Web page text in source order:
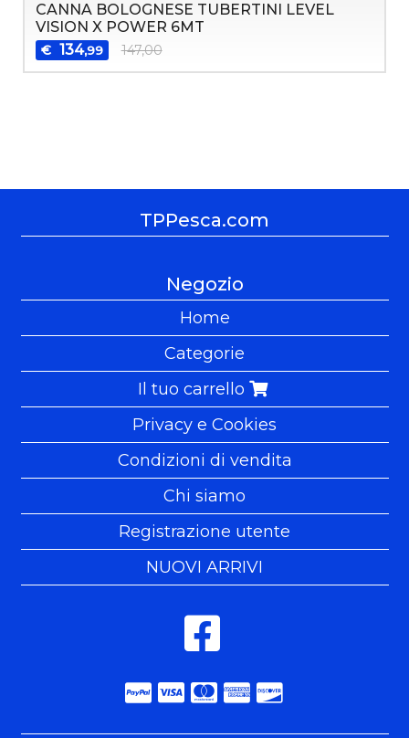
CANNA BOLOGNESE TUBERTINI LEVEL
VISION X POWER 6MT
€ 134,99 147,00
TPPesca.com
Negozio
Home
Categorie
Il tuo carrello
Privacy e Cookies
Condizioni di vendita
Chi siamo
Registrazione utente
NUOVI ARRIVI